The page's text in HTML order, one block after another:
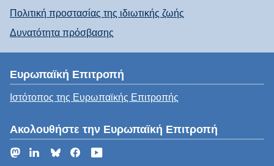
Πολιτική προστασίας της ιδιωτικής ζωής
Δυνατότητα πρόσβασης
Ευρωπαϊκή Επιτροπή
Ιστότοπος της Ευρωπαϊκής Επιτροπής
Ακολουθήστε την Ευρωπαϊκή Επιτροπή
MastodonLinkedInBlueskyFacebook